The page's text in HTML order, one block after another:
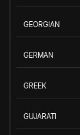
GEORGIAN
GERMAN
GREEK
GUJARATI